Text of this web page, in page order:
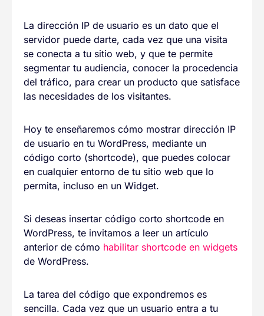
La dirección IP de usuario es un dato que el
servidor puede darte, cada vez que una visita
se conecta a tu sitio web, y que te permite
segmentar tu audiencia, conocer la procedencia
del tráfico, para crear un producto que satisface
las necesidades de los visitantes.
Hoy te enseñaremos cómo mostrar dirección IP
de usuario en tu WordPress, mediante un
código corto (shortcode), que puedes colocar
en cualquier entorno de tu sitio web que lo
permita, incluso en un Widget.
Si deseas insertar código corto shortcode en
WordPress, te invitamos a leer un artículo
anterior de cómo habilitar shortcode en widgets
de WordPress.
La tarea del código que expondremos es
sencilla. Cada vez que un usuario entra a tu